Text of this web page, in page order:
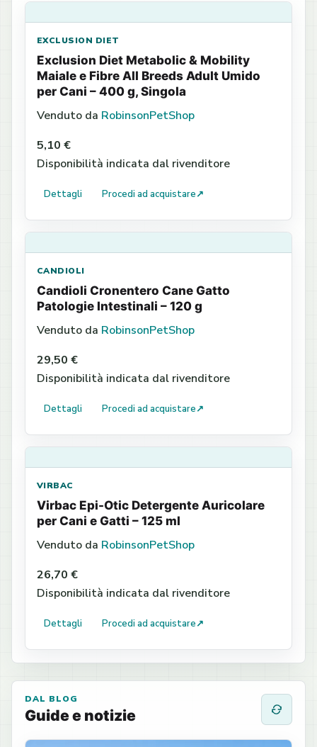
EXCLUSION DIET
Exclusion Diet Metabolic & Mobility
Maiale e Fibre All Breeds Adult Umido
per Cani – 400 g, Singola
Venduto da RobinsonPetShop
5,10 €
Disponibilità indicata dal rivenditore
Dettagli Procedi ad acquistare↗
CANDIOLI
Candioli Cronentero Cane Gatto
Patologie Intestinali – 120 g
Venduto da RobinsonPetShop
29,50 €
Disponibilità indicata dal rivenditore
Dettagli Procedi ad acquistare↗
VIRBAC
Virbac Epi-Otic Detergente Auricolare
per Cani e Gatti – 125 ml
Venduto da RobinsonPetShop
26,70 €
Disponibilità indicata dal rivenditore
Dettagli Procedi ad acquistare↗
DAL BLOG
Guide e notizie